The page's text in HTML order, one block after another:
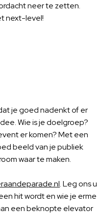
neer te zetten.
next-level!
je goed nadenkt of er
Wie is je doelgroep?
er komen? Met een
beeld van je publiek
waar te maken.
. Leg ons uit
hit wordt en wie je ermee
een beknopte elevator